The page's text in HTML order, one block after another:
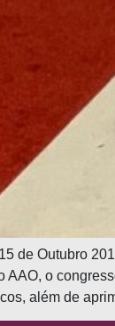
de Outubro
AAO, o
além de